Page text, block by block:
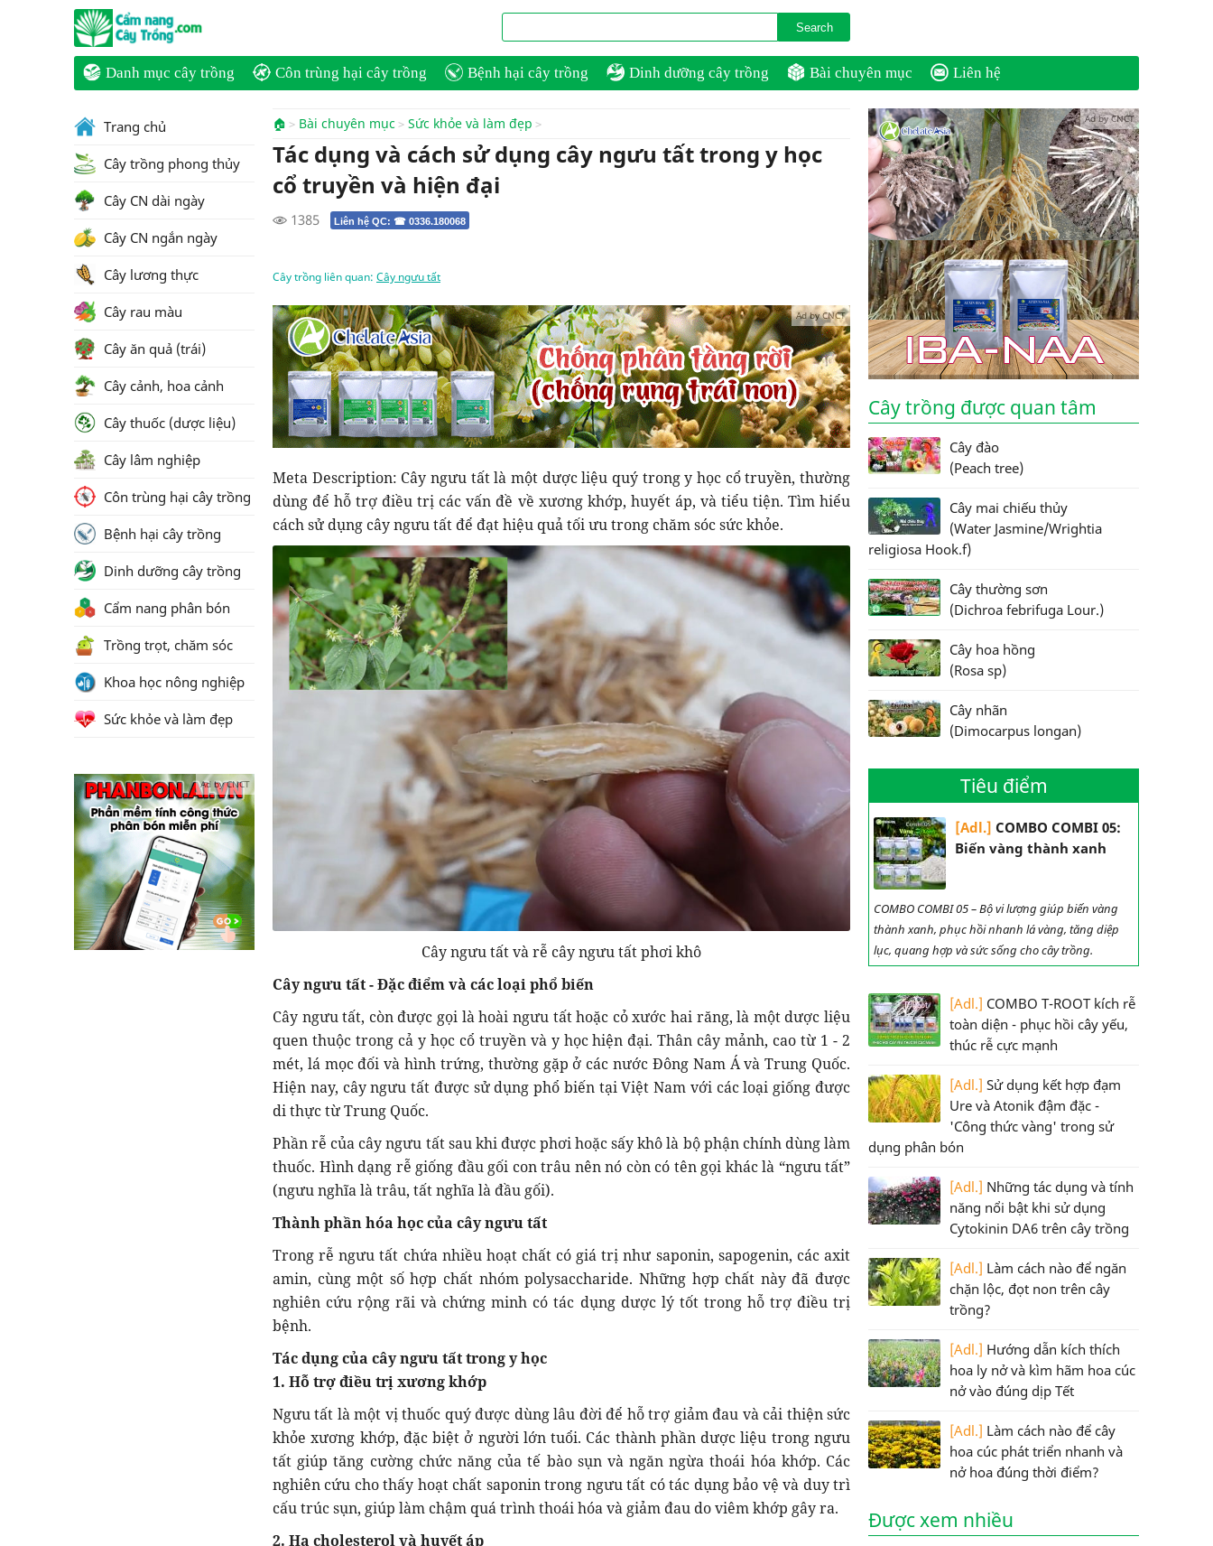
Danh mục cây trồng Côn trùng hại cây trồng Bệnh hại cây trồng Dinh dưỡng cây trồng Bài chuyên mục Liên hệ
🏠 Bài chuyên mục Sức khỏe và làm đẹp
Tác dụng và cách sử dụng cây ngưu tất trong y học
cổ truyền và hiện đại
1385 Liên hệ QC: ☎ 0336.180068
Cây trồng liên quan: Cây ngưu tất
Ad by CNCT
Meta Description: Cây ngưu tất là một dược liệu quý trong y học cổ truyền, thường
dùng để hỗ trợ điều trị các vấn đề về xương khớp, huyết áp, và tiểu tiện. Tìm hiểu
cách sử dụng cây ngưu tất để đạt hiệu quả tối ưu trong chăm sóc sức khỏe.
Cây ngưu tất và rễ cây ngưu tất phơi khô
Cây ngưu tất - Đặc điểm và các loại phổ biến
Cây ngưu tất, còn được gọi là hoài ngưu tất hoặc cỏ xước hai răng, là một dược liệu
quen thuộc trong cả y học cổ truyền và y học hiện đại. Thân cây mảnh, cao từ 1 - 2
mét, lá mọc đối và hình trứng, thường gặp ở các nước Đông Nam Á và Trung Quốc.
Hiện nay, cây ngưu tất được sử dụng phổ biến tại Việt Nam với các loại giống được
di thực từ Trung Quốc.
Phần rễ của cây ngưu tất sau khi được phơi hoặc sấy khô là bộ phận chính dùng làm
thuốc. Hình dạng rễ giống đầu gối con trâu nên nó còn có tên gọi khác là “ngưu tất”
(ngưu nghĩa là trâu, tất nghĩa là đầu gối).
Thành phần hóa học của cây ngưu tất
Trong rễ ngưu tất chứa nhiều hoạt chất có giá trị như saponin, sapogenin, các axit
amin, cùng một số hợp chất nhóm polysaccharide. Những hợp chất này đã được
nghiên cứu rộng rãi và chứng minh có tác dụng dược lý tốt trong hỗ trợ điều trị
bệnh.
Tác dụng của cây ngưu tất trong y học
1. Hỗ trợ điều trị xương khớp
Ngưu tất là một vị thuốc quý được dùng lâu đời để hỗ trợ giảm đau và cải thiện sức
khỏe xương khớp, đặc biệt ở người lớn tuổi. Các thành phần dược liệu trong ngưu
tất giúp tăng cường chức năng của tế bào sụn và ngăn ngừa thoái hóa khớp. Các
nghiên cứu cho thấy hoạt chất saponin trong ngưu tất có tác dụng bảo vệ và duy trì
cấu trúc sụn, giúp làm chậm quá trình thoái hóa và giảm đau do viêm khớp gây ra.
2. Hạ cholesterol và huyết áp
Ad by CNCT
Cây trồng được quan tâm
Cây đào
(Peach tree)
Cây mai chiếu thủy
(Water Jasmine/Wrightia
religiosa Hook.f)
Cây thường sơn
(Dichroa febrifuga Lour.)
Cây hoa hồng
(Rosa sp)
Cây nhãn
(Dimocarpus longan)
Tiêu điểm
[Adl.] COMBO COMBI 05:
Biến vàng thành xanh
COMBO COMBI 05 – Bộ vi lượng giúp biến vàng
thành xanh, phục hồi nhanh lá vàng, tăng diệp
lục, quang hợp và sức sống cho cây trồng.
[Adl.] COMBO T-ROOT kích rễ
toàn diện - phục hồi cây yếu,
thúc rễ cực mạnh
[Adl.] Sử dụng kết hợp đạm
Ure và Atonik đậm đặc -
'Công thức vàng' trong sử
dụng phân bón
[Adl.] Những tác dụng và tính
năng nổi bật khi sử dụng
Cytokinin DA6 trên cây trồng
[Adl.] Làm cách nào để ngăn
chặn lộc, đọt non trên cây
trồng?
[Adl.] Hướng dẫn kích thích
hoa ly nở và kìm hãm hoa cúc
nở vào đúng dịp Tết
[Adl.] Làm cách nào để cây
hoa cúc phát triển nhanh và
nở hoa đúng thời điểm?
Được xem nhiều
Trang chủ
Cây trồng phong thủy
Cây CN dài ngày
Cây CN ngắn ngày
Cây lương thực
Cây rau màu
Cây ăn quả (trái)
Cây cảnh, hoa cảnh
Cây thuốc (dược liệu)
Cây lâm nghiệp
Côn trùng hại cây trồng
Bệnh hại cây trồng
Dinh dưỡng cây trồng
Cẩm nang phân bón
Trồng trọt, chăm sóc
Khoa học nông nghiệp
Sức khỏe và làm đẹp
Ad by CNCT